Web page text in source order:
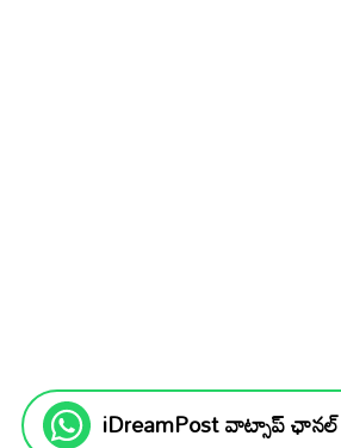
iDreamPost వాట్సాప్